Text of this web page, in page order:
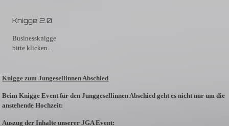
Knigge 2.0
Businessknigge
bitte klicken...
Knigge zum Jungesellinnen Abschied
Beim Knigge Event für den Junggesellinnen Abschied geht es nicht nur um die
anstehende Hochzeit:
Auszug der Inhalte unserer JGA Event: